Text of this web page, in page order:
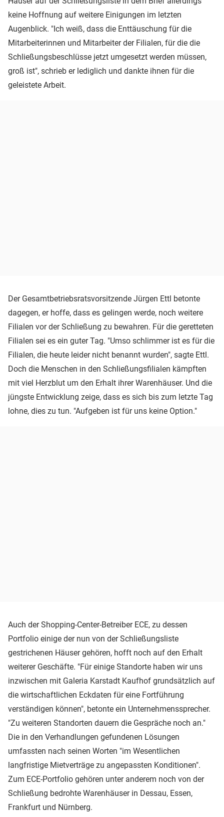
keine Hoffnung auf weitere Einigungen im letzten
Augenblick. "Ich weiß, dass die Enttäuschung für die
Mitarbeiterinnen und Mitarbeiter der Filialen, für die die
Schließungsbeschlüsse jetzt umgesetzt werden müssen,
groß ist", schrieb er lediglich und dankte ihnen für die
geleistete Arbeit.
Der Gesamtbetriebsratsvorsitzende Jürgen Ettl betonte
dagegen, er hoffe, dass es gelingen werde, noch weitere
Filialen vor der Schließung zu bewahren. Für die geretteten
Filialen sei es ein guter Tag. "Umso schlimmer ist es für die
Filialen, die heute leider nicht benannt wurden", sagte Ettl.
Doch die Menschen in den Schließungsfilialen kämpften
mit viel Herzblut um den Erhalt ihrer Warenhäuser. Und die
jüngste Entwicklung zeige, dass es sich bis zum letzte Tag
lohne, dies zu tun. "Aufgeben ist für uns keine Option."
Auch der Shopping-Center-Betreiber ECE, zu dessen
Portfolio einige der nun von der Schließungsliste
gestrichenen Häuser gehören, hofft noch auf den Erhalt
weiterer Geschäfte. "Für einige Standorte haben wir uns
inzwischen mit Galeria Karstadt Kaufhof grundsätzlich auf
die wirtschaftlichen Eckdaten für eine Fortführung
verständigen können", betonte ein Unternehmenssprecher.
"Zu weiteren Standorten dauern die Gespräche noch an."
Die in den Verhandlungen gefundenen Lösungen
umfassten nach seinen Worten "im Wesentlichen
langfristige Mietverträge zu angepassten Konditionen".
Zum ECE-Portfolio gehören unter anderem noch von der
Schließung bedrohte Warenhäuser in Dessau, Essen,
Frankfurt und Nürnberg.